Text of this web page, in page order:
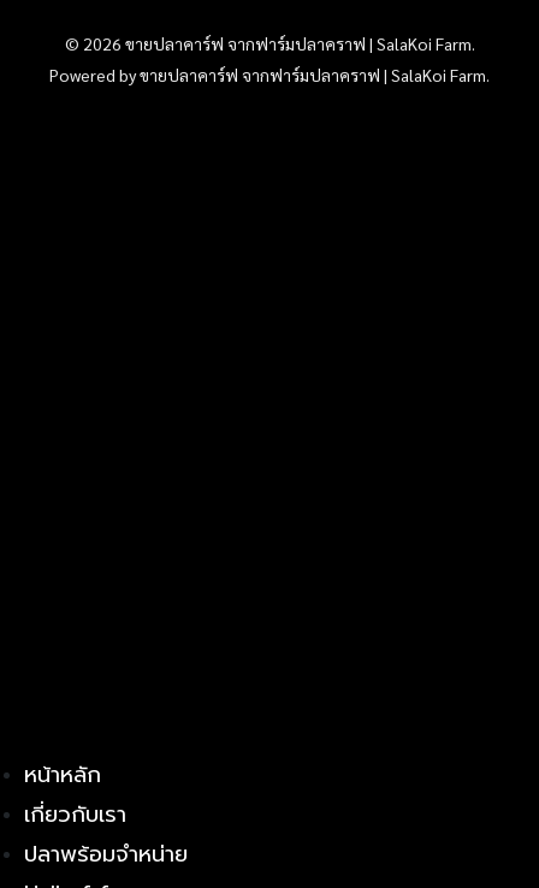
© 2026 ขายปลาคาร์ฟ จากฟาร์มปลาคราฟ | SalaKoi Farm.
Powered by ขายปลาคาร์ฟ จากฟาร์มปลาคราฟ | SalaKoi Farm.
หน้าหลัก
เกี่ยวกับเรา
ปลาพร้อมจำหน่าย